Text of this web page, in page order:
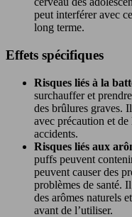
peut interférer avec
long terme.
Effets spécifiques
Risques liés à la
surchauffer et
des brûlures graves.
avec précaution et
accidents.
Risques liés aux
puffs peuvent
peuvent causer des
problèmes de santé.
des arômes naturels
avant de l’utiliser.